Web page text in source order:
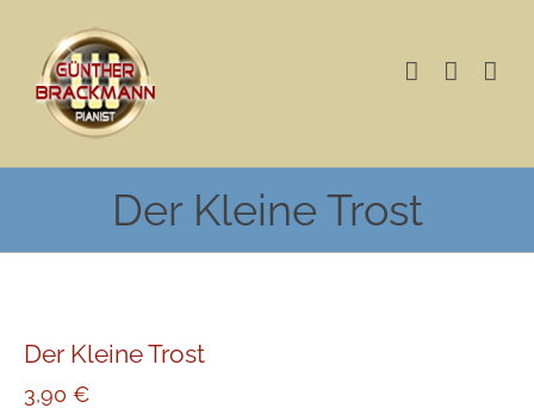
content
Der Kleine Trost
Der Kleine Trost
3,90 €